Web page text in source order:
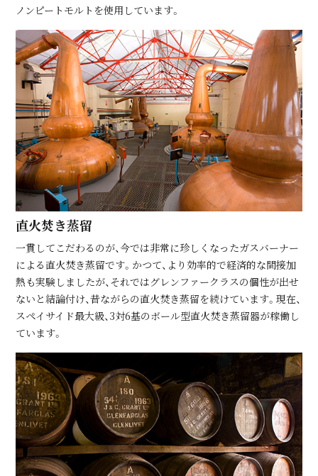
ノンピートモルトを使用しています。
直⽕焚き蒸留
⼀貫してこだわるのが、今では⾮常に珍しくなったガスバーナー
による直⽕焚き蒸留です。かつて、より効率的で経済的な間接加
熱も実験しましたが、それではグレンファークラスの個性が出せ
ないと結論付け、昔ながらの直⽕焚き蒸留を続けています。現在、
スペイサイド最⼤級、3対6基のボール型直⽕焚き蒸留器が稼働し
ています。